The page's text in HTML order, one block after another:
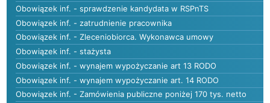
Obowiązek inf. - sprawdzenie kandydata w RSPnTS
Obowiązek inf. - zatrudnienie pracownika
Obowiązek inf. - Zleceniobiorca. Wykonawca umowy
Obowiązek inf. - stażysta
Obowiązek inf. - wynajem wypożyczanie art 13 RODO
Obowiązek inf. - wynajem wypożyczanie art. 14 RODO
Obowiązek inf. - Zamówienia publiczne poniżej 170 tys. netto